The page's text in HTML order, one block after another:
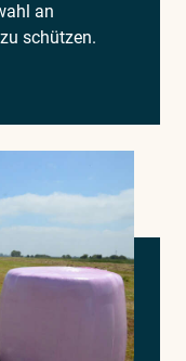
an
schützen.